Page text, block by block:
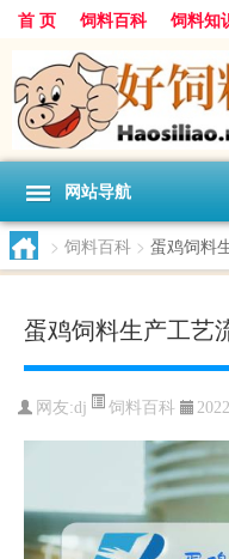
首 页 饲料百科 饲料知
网站导航
> 饲料百科 > 蛋鸡饲料
蛋鸡饲料生产工艺
网友:dj 饲料百科